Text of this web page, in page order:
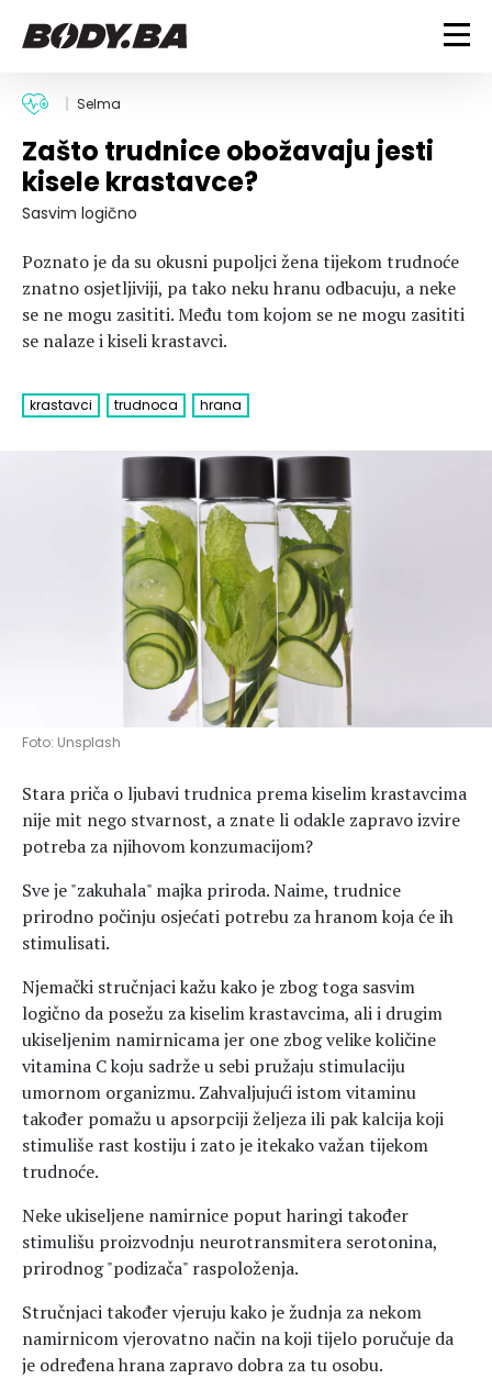
FITNESS
Vježbanje
Mršanje
Discipline
BODYBUILDING
Trening i vježbe
Savjeti
Ostalo
ISHRANA
Dijete
Nutricionizam
Recepti
Tablica kalorija
ZDRAVLJE
Um i tijelo
Lifestyle
Trudnice
LIFESTYLE
Bodybuilding
Fitness
Ishrana
Hedonizam
VODA
Njega nje
Njega njega
Šminka
Tehnologija
KALORIJE
Selma
Zašto trudnice obožavaju jesti
kisele krastavce?
Sasvim logično
Poznato je da su okusni pupoljci žena tijekom trudnoće
znatno osjetljiviji, pa tako neku hranu odbacuju, a neke
se ne mogu zasititi. Među tom kojom se ne mogu zasititi
se nalaze i kiseli krastavci.
krastavci trudnoca hrana
Foto: Unsplash
Stara priča o ljubavi trudnica prema kiselim krastavcima
nije mit nego stvarnost, a znate li odakle zapravo izvire
potreba za njihovom konzumacijom?
Sve je "zakuhala" majka priroda. Naime, trudnice
prirodno počinju osjećati potrebu za hranom koja će ih
stimulisati.
Njemački stručnjaci kažu kako je zbog toga sasvim
logično da posežu za kiselim krastavcima, ali i drugim
ukiseljenim namirnicama jer one zbog velike količine
vitamina C koju sadrže u sebi pružaju stimulaciju
umornom organizmu. Zahvaljujući istom vitaminu
također pomažu u apsorpciji željeza ili pak kalcija koji
stimuliše rast kostiju i zato je itekako važan tijekom
trudnoće.
Neke ukiseljene namirnice poput haringi također
stimulišu proizvodnju neurotransmitera serotonina,
prirodnog "podizača" raspoloženja.
Stručnjaci također vjeruju kako je žudnja za nekom
namirnicom vjerovatno način na koji tijelo poručuje da
je određena hrana zapravo dobra za tu osobu.